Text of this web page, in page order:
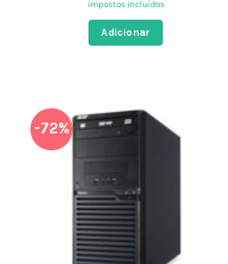
era:
890,00 €.
impostos incluídos
Adicionar
-72%